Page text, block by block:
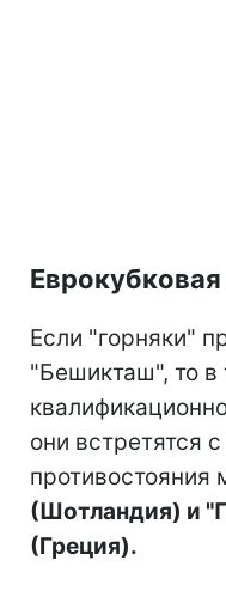
Если "горняки"
"Бешикташ", то в
они встретятся
противостояния
(Шотландия) и
(Греция).